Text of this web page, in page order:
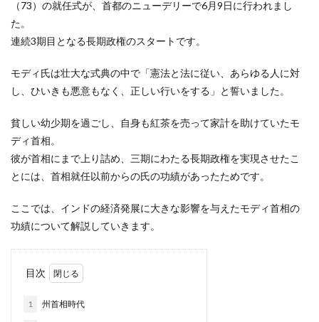
（73）の就任式が、首都のニューデリーで6月9日に行われまし
た。
連続3期目となる長期政権のスタートです。
モディ氏は壮大な式典の中で「憲法と法に従い、あらゆる人に対
し、ひいきも悪意もなく、正しい行いをする」と誓いました。
貧しい幼少期を過ごし、自身も紅茶を売って家計を助けていたモ
ディ首相。
彼が首相にまで上り詰め、三期にわたる長期政権を実現させたこ
とには、首相就任以前からの氏の功績があったためです。
ここでは、インドの経済発展に大きな影響を与えたモディ首相の
功績について解説していきます。
目次
1 州首相時代